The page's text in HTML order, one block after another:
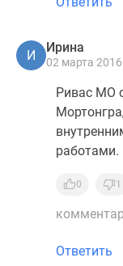
И
Ирина
02 марта 2016
Ривас МО
0 1
Ответить